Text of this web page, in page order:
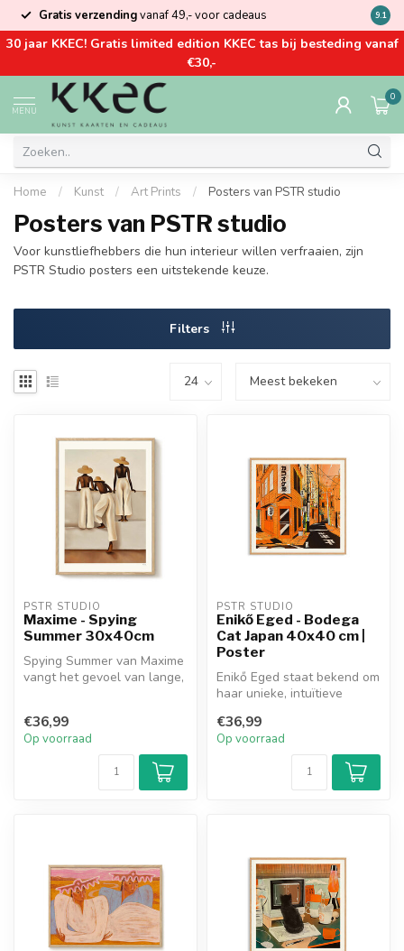
Gratis verzendingvanaf 49,- voor cadeaus Kom
9.1
30 jaar KKEC! Gratis limited edition KKEC tas bij besteding vanaf
€30,-
MENU
0
Home / Kunst / Art Prints / Posters van PSTR studio
Posters van PSTR studio
Voor kunstliefhebbers die hun interieur willen verfraaien, zijn
PSTR Studio posters een uitstekende keuze.
Filters
PSTR STUDIO
Maxime - Spying
Summer 30x40cm
Spying Summer van Maxime
vangt het gevoel van lange,
€36,99
Op voorraad
PSTR STUDIO
Enikő Eged - Bodega
Cat Japan 40x40 cm |
Poster
Enikő Eged staat bekend om
haar unieke, intuïtieve
si...
€36,99
Op voorraad